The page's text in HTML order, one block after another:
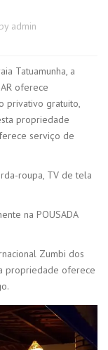
admin
Tatuamunha, a
oferece
privativo gratuito,
propriedade
serviço de
roupa, TV de tela
na POUSADA
Zumbi dos
propriedade oferece